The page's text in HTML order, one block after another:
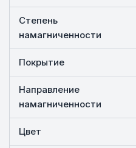
Степень
намагниченности
Покрытие
Направление
намагниченности
Цвет